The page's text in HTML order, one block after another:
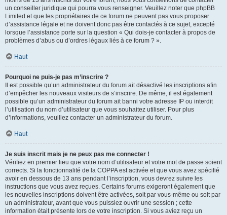
un conseiller juridique qui pourra vous renseigner. Veuillez noter que phpBB
Limited et que les propriétaires de ce forum ne peuvent pas vous proposer
d’assistance légale et ne doivent donc pas être contactés à ce sujet, excepté
lorsque l’assistance porte sur la question « Qui dois-je contacter à propos de
problèmes d’abus ou d’ordres légaux liés à ce forum ? ».
Haut
Pourquoi ne puis-je pas m’inscrire ?
Il est possible qu’un administrateur du forum ait désactivé les inscriptions afin
d’empêcher les nouveaux visiteurs de s’inscrire. De même, il est également
possible qu’un administrateur du forum ait banni votre adresse IP ou interdit
l’utilisation du nom d’utilisateur que vous souhaitez utiliser. Pour plus
d’informations, veuillez contacter un administrateur du forum.
Haut
Je suis inscrit mais je ne peux pas me connecter !
Vérifiez en premier lieu que votre nom d’utilisateur et votre mot de passe soient
corrects. Si la fonctionnalité de la COPPA est activée et que vous avez spécifié
avoir en dessous de 13 ans pendant l’inscription, vous devrez suivre les
instructions que vous avez reçues. Certains forums exigeront également que
les nouvelles inscriptions doivent être activées, soit par vous-même ou soit par
un administrateur, avant que vous puissiez ouvrir une session ; cette
information était présente lors de votre inscription. Si vous aviez reçu un